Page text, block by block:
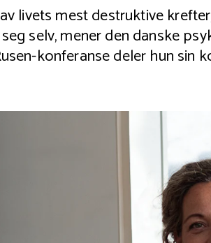
livets mest destruktive
selv, mener den danske
konferanse deler hun sin